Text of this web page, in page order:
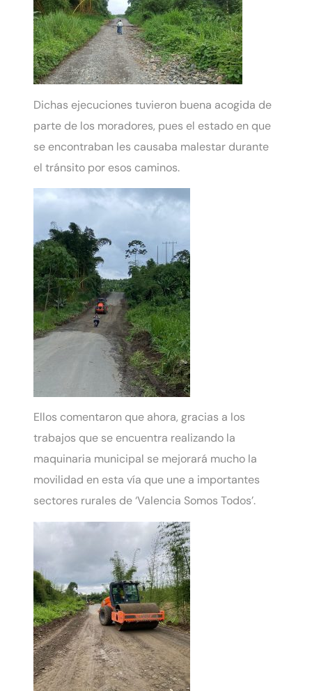
Dichas ejecuciones tuvieron buena acogida de
parte de los moradores, pues el estado en que
se encontraban les causaba malestar durante
el tránsito por esos caminos.
Ellos comentaron que ahora, gracias a los
trabajos que se encuentra realizando la
maquinaria municipal se mejorará mucho la
movilidad en esta vía que une a importantes
sectores rurales de ‘Valencia Somos Todos’.